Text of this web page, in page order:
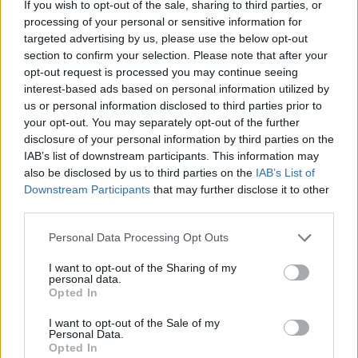
If you wish to opt-out of the sale, sharing to third parties, or
processing of your personal or sensitive information for
targeted advertising by us, please use the below opt-out
section to confirm your selection. Please note that after your
opt-out request is processed you may continue seeing
interest-based ads based on personal information utilized by
us or personal information disclosed to third parties prior to
your opt-out. You may separately opt-out of the further
disclosure of your personal information by third parties on the
IAB’s list of downstream participants. This information may
also be disclosed by us to third parties on the IAB’s List of
Downstream Participants that may further disclose it to other
Personal Data Processing Opt Outs
I want to opt-out of the Sharing of my
personal data.
Opted In
I want to opt-out of the Sale of my
Personal Data.
Opted In
Felsőoktatás
Palotás Zsuzsanna
„A hallgatói fórumon definíció szerinti intézményi
abúzus történt” – több hallgató kiiratkozna az
MKE-ről
Cinizmussal és gaslightinggal találták szembe magukat a Magyar
Képzőművészeti Egyetem diákjai a tegnapi hallgatói fórumon,
melyet a Hallgatói Önkormányzat hívott össze abban a reményben,
hogy az egyetem vezetősége elismeri, hogy mulasztott. A diákok
lehetséges eszközzel védelmet biztosít számukra.
Felsőoktatás
Palotás Zsuzsanna